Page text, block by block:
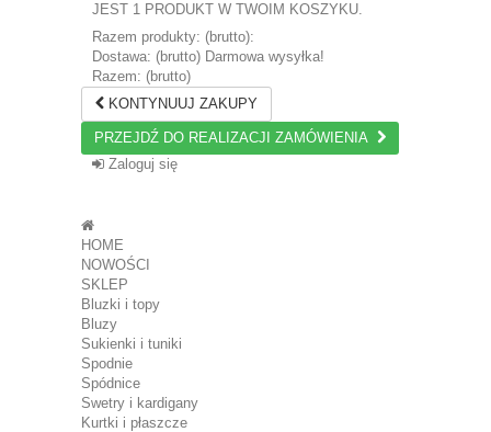
JEST 1 PRODUKT W TWOIM KOSZYKU.
Razem produkty: (brutto):
Dostawa: (brutto) Darmowa wysyłka!
Razem: (brutto)
KONTYNUUJ ZAKUPY
PRZEJDŹ DO REALIZACJI ZAMÓWIENIA
Zaloguj się
HOME
NOWOŚCI
SKLEP
Bluzki i topy
Bluzy
Sukienki i tuniki
Spodnie
Spódnice
Swetry i kardigany
Kurtki i płaszcze